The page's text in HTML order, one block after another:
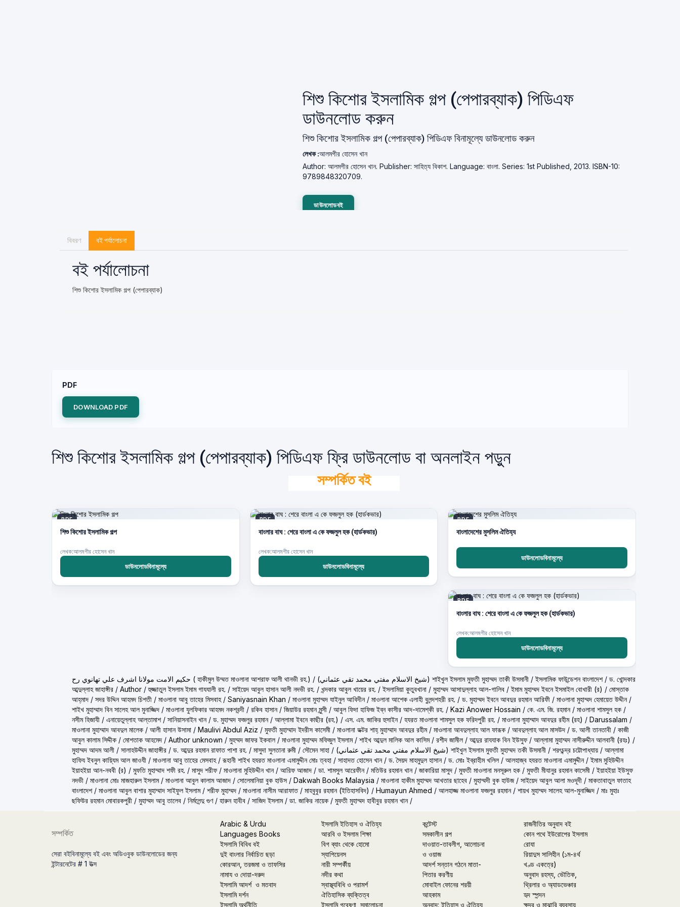
শিশু কিশোর ইসলামিক গল্প (পেপারব্যাক) পিডিএফ
ডাউনলোড করুন
শিশু কিশোর ইসলামিক গল্প (পেপারব্যাক) পিডিএফ বিনামূল্যে ডাউনলোড করুন
লেখক :আলমগীর হোসেন খান
Author: আলমগীর হোসেন খান. Publisher: সাহিত্য বিকাশ. Language: বাংলা. Series: 1st Published, 2013. ISBN-10:
9789848320709.
ডাউনলোডবই
বিবরণ বই পর্যালোচনা
বই পর্যালোচনা
শিশু কিশোর ইসলামিক গল্প (পেপারব্যাক)
PDF
DOWNLOAD PDF
শিশু কিশোর ইসলামিক গল্প (পেপারব্যাক) পিডিএফ ফ্রি ডাউনলোড বা অনলাইন পড়ুন
সম্পর্কিত বই
PDF
শিশু কিশোর ইসলামিক গল্প
লেখক:আলমগীর হোসেন খান
ডাউনলোডবিনামূল্যে
PDF
বাংলার বাঘ : শেরে বাংলা এ কে ফজলুল হক (হার্ডকভার)
লেখক:আলমগীর হোসেন খান
ডাউনলোডবিনামূল্যে
PDF
বাংলাদেশের মুসলিম ঐতিহ্য
ডাউনলোডবিনামূল্যে
PDF
বাংলার বাঘ : শেরে বাংলা এ কে ফজলুল হক (হার্ডকভার)
লেখক:আলমগীর হোসেন খান
ডাউনলোডবিনামূল্যে
حكيم الامت مولانا اشرف علي تهانوي رح ( হাকীমুল উম্মত মাওলানা আশরাফ আলী থানভী রহ.) / (شيخ الاسلام مفتي محمد تقي عثماني) শাইখুল ইসলাম মুফতী মুহাম্মদ তাকী উসমানী /ইসলামিক ফাউন্ডেশন বাংলাদেশ/ ড. খোন্দকার
আব্দুল্লাহ জাহাঙ্গীর / Author /হুজ্জাতুল ইসলাম ইমাম গাযযালী রহ. / সাইয়েদ আবুল হাসান আলী নদভী রহ. / খন্দকার আবুল খায়ের রহ. /ইসলামিয়া কুতুবখানা / মুহাম্মদ আসাদুল্লাহ আল-গালিব /ইমাম মুহাম্মদ ইবনে ইসমাইল বোখারী (র) / মোস্তাক
আহ্‌মাদ / সদর উদ্দিন আহমদ চিশতী / মাওলানা আবু তাহের মিসবাহ/ Saniyasnain Khan / মাওলানা মুহাম্মদ যাইনুল আবিদীন/ মাওলানা আশেক এলাহী বুলন্দশহরী রহ. / ড. মুহাম্মদ ইবনে আবদুর রহমান আরিফী / মাওলানা মুহাম্মদ হেমায়েত উদ্দীন/
শাইখ মুহাম্মাদ বিন সালেহ আল মুনাজ্জিদ / মাওলানা যুলফিকার আহমদ নকশবন্দী / রকিব হাসান/ জিয়াউর রহমান মুন্সী / আবুল ফিদা হাফিজ ইব্‌ন কাসীর আদ-দামেশ্‌কী রহ. / Kazi Anower Hossain / কে. এম. জি. রহমান/ মাওলানা শামসুল হক /
নসীম হিজাযী / এনায়েতুল্লাহ আল্‌তামাশ/ সানিয়াসনাইন খান/ ড. মুহাম্মদ ফজলুর রহমান/ আল্লামা ইবনে কাছীর (রহ.) / এস. এম. জাকির হুসাইন/ হযরত মাওলানা শামসুল হক ফরিদপুরী রহ. / মাওলানা মুহাম্মাদ আবদুর রহীম (রহ) / Darussalam /
মাওলানা মুহাম্মাদ আবদুল মালেক / আলী হাসান উসামা / Maulivi Abdul Aziz / মুফতী মুহাম্মাদ ইদরীস কাসেমী / মাওলানা ডক্টর শাহ্‌ মুহাম্মাদ আবদুর রহীম/ মাওলানা আবদুল্লাহ আল ফারূক / আবদুল্লাহ আল মাসউদ / ড. আলী তানতাবী / কাজী
আবুল কালাম সিদ্দীক / মোশতাক আহমেদ / Author unknown / মুহম্মদ জাফর ইকবাল / মাওলানা মুহাম্মদ মফিজুল ইসলাম/ শাইখ আব্দুল মালিক আল কাসিম/ রশীদ জামীল / আব্দুর রাযযাক বিন ইউসুফ/ আল্লামা মুহাম্মদ নাসীরুদ্দীন আলবানী (রহঃ) /
মুহাম্মদ আদম আলী / সালাহউদ্দীন জাহাঙ্গীর / ড. আব্দুর রহমান রাফাত পাশা রহ. / মাসুদা সুলতানা রুমী / সৌমেন সাহা / (شيخ الاسلام مفتي محمد تقي عثماني) শাইখুল ইসলাম মুফতী মুহাম্মদ তকী উসমানী / শরৎচন্দ্র চট্টোপাধ্যায় / আল্লামা
হাফিয ইবনুল কায়্যিম আল জাওযী / মাওলানা আবু তাহের মেসবাহ/রূহানী শাইখ হযরত মাওলানা এমামুদ্দীন মোঃ ত্বহা / সাহাদত হোসেন খান/ ড. সৈয়দ মাহমুদুল হাসান/ ড. মোঃ ইব্রাহীম খলিল / আলহাজ্ব হযরত মাওলানা এমামুদ্দীন/ইমাম মুহিউদ্দীন
ইয়াহইয়া আন-নববী (র) / মুফতি মুহাম্মাদ শফী রহ. / মাসুদ শরীফ/ মাওলানা মুহিউদ্দীন খান/ আরিফ আজাদ / ডা. শামসুল আরেফীন/ মতিউর রহমান খান/ জাকারিয়া মাসুদ / মুফতী মাওলানা মনসূরুল হক / মুফতী মীযানুর রহমান কাসেমী /ইয়াহইয়া ইউসুফ
নদভী / মাওলানা মোঃ মাজহারুল ইসলাম/ মাওলানা আবুল কালাম আজাদ / সোলেমানিয়া বুক হাউস / Dakwah Books Malaysia / মাওলানা হাকীম মুহাম্মদ আখতার ছাহেব / মুহাম্মদী বুক হাউজ/ সাইয়েদ আবুল আলা মওদূদী / মাকতাবাতুল ফাতাহ
বাংলাদেশ/ মাওলানা আবুল বাশার মুহাম্মাদ সাইফুল ইসলাম/ শরীফ মুহাম্মদ / মাওলানা নাসীম আরাফাত/ মাহবুবুর রহমান (ইতিহাসবিদ) / Humayun Ahmed / আলহাজ্জ মাওলানা ফজলুর রহমান/ শায়খ মুহাম্মদ সালেহ আল-মুনাজ্জিদ / মাঃ মুহাঃ
ছফিউর রহমান মোবারকপুরী / মুহাম্মদ আবু তালেব / নির্মলেন্দু গুণ/ হারুন হাবীব / সাজিদ ইসলাম/ ডা. জাকির নায়েক / মুফতী মুহাম্মদ হাবীবুর রহমান খান/
সম্পর্কিত
সেরা বইবিনামূল্যে বই এবং অডিওবুক ডাউনলোডের জন্য
ইন্টারনেটের # 1 উত্স
Arabic & Urdu
Languages Books
ইসলামি বিবিধ বই
দুই বাংলার নির্বাচিত ছড়া
কোরআন, তরজমা ও তাফসির
নামায ও দোয়া-দরুদ
ইসলামি আদর্শ ও মতবাদ
ইসলামি দর্শন
ইসলামি অর্থনীতি
ইসলামি ইতিহাস ও ঐতিহ্য
আরবি ও ইসলাম শিক্ষা
বিগ ব্যাং থেকে হোমো
স্যাপিয়েনস
নারী সম্পর্কীয়
নদীর কথা
স্বাস্থ্যবিধি ও পরামর্শ
ঐতিহাসিক ব্যক্তিত্ব
ইসলামি গবেষণা, সমালোচনা
কন্টেস্ট
সমকালীন গল্প
দাওয়াত-তাবলীগ, আলোচনা
ও ওয়াজ
আদর্শ সন্তান গঠনে মাতা-
পিতার করণীয়
মোবাইল ফোনের শরয়ী
আহকাম
অনুবাদ: ইতিহাস ও ঐতিহ্য
রাজনীতির অনুবাদ বই
কোন পথে ইউরোপের ইসলাম
রোযা
রিয়াদুস সালিহীন (১ম-৪র্থ
খণ্ড একত্রে)
অনুবাদ রহস্য, ভৌতিক,
থ্রিলার ও অ্যাডভেঞ্চার
হৃদ স্পন্দন
ক্ষুদ্র ও মাঝারি ব্যবসায়